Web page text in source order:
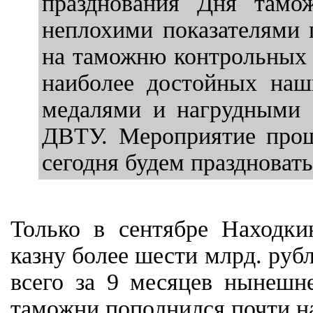
неплохими
на таможню контрольных
наиболее достойных
медалями и нагрудными
ДВТУ. Мероприятие
сегодня будем
Только в сентябре
казну более шести млрд.
всего за 9 месяцев